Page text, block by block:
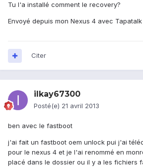
Tu l'a installé comment le recovery?
Envoyé depuis mon Nexus 4 avec Tapatalk
Citer
ilkay67300
Posté(e) 21 avril 2013
ben avec le fastboot
j'ai fait un fastboot oem unlock pui j'ai
pour le nexus 4 et je l'ai renommé en
placé dans le dossier ou il y a les fichiers